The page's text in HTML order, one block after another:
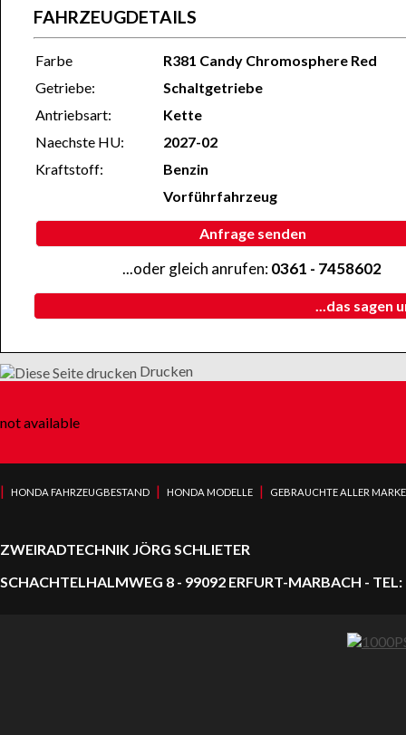
FAHRZEUGDETAILS
Farbe
R381 Candy Chromosphere Red
Getriebe:
Schaltgetriebe
Antriebsart:
Kette
Naechste HU:
2027-02
Kraftstoff:
Benzin
Vorführfahrzeug
Anfrage senden
...oder gleich anrufen:0361 - 7458602
...das sagen
Drucken
not available
| HONDA FAHRZEUGBESTAND | HONDA MODELLE | GEBRAUCHTE ALLER
ZWEIRADTECHNIK JÖRG SCHLIETER
SCHACHTELHALMWEG 8 - 99092 ERFURT-MARBACH -